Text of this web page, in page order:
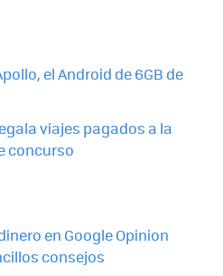
el Android de 6GB de
viajes pagados a la
concurso
en Google Opinion
consejos